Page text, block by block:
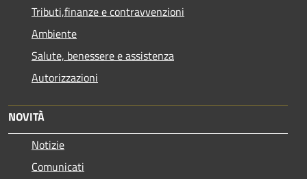
Tributi,finanze e contravvenzioni
Ambiente
Salute, benessere e assistenza
Autorizzazioni
NOVITÀ
Notizie
Comunicati